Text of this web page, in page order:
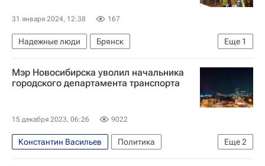
31 января 2024, 12:38 167
Еще 1
Надежные люди
Брянск
Вооруженные силы РФ
Мэр Новосибирска уволил начальника
городского департамента транспорта
15 декабря 2023, 06:26 9022
Еще2
Константин Васильев
Политика
Новосибирск
Анатолий Локоть